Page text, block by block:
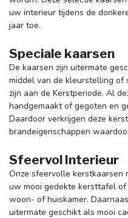
uw interieur tijdens de
jaar toe.
Speciale kaarsen
De kaarsen zijn uitermate
middel van de kleurstelling of
zijn aan de Kerstperiode. Al
handgemaakt of gegoten en
Daardoor verkrijgen deze
brandeigenschappen
Sfeervol Interieur
Onze sfeervolle kerstkaarsen
uw mooi gedekte kersttafel
woon- of huiskamer.
uitermate geschikt als mooi